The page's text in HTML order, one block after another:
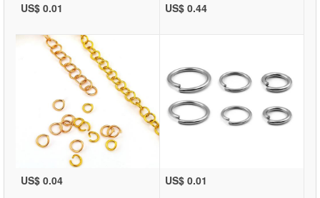
US$ 0.01 US$ 0.44
US$ 0.04 US$ 0.01